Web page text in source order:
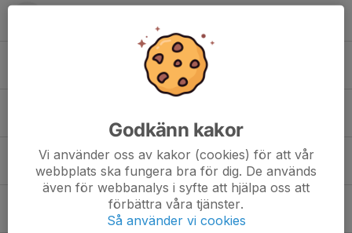
8. Leo Von Wachenfeldt
10. Lucas Khajadorian
11. Abanoub Daoud
Godkänn kakor
Vi använder oss av kakor (cookies) för att vår
webbplats ska fungera bra för dig. De används
även för webbanalys i syfte att hjälpa oss att
förbättra våra tjänster.
Så använder vi cookies